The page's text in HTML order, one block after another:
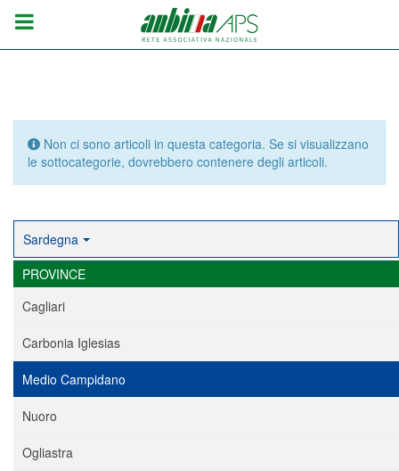
Info
Non ci sono articoli in questa categoria. Se si visualizzano
le sottocategorie, dovrebbero contenere degli articoli.
Sardegna
PROVINCE
Cagliari
Carbonia Iglesias
Medio Campidano
Nuoro
Ogliastra